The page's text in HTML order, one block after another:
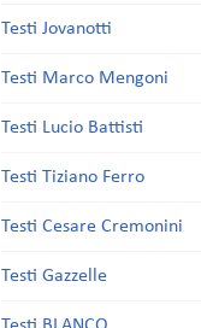
Testi Jovanotti
Testi Marco Mengoni
Testi Lucio Battisti
Testi Tiziano Ferro
Testi Cesare Cremonini
Testi Gazzelle